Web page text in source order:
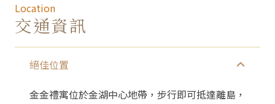
Location
交通資訊
絕佳位置
金金禮寓位於金湖中心地帶，步行即可抵達離島，